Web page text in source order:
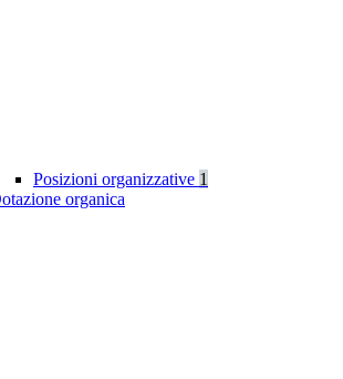
Posizioni organizzative 1
organica